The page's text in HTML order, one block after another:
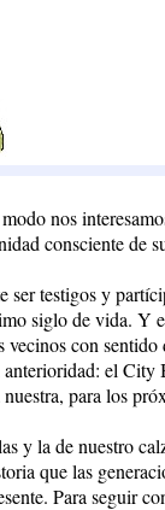
nos
consciente de
ser testigos y
siglo de vida. Y
vecinos con sentido
el City
para los
y la de nuestro
que las
Para seguir